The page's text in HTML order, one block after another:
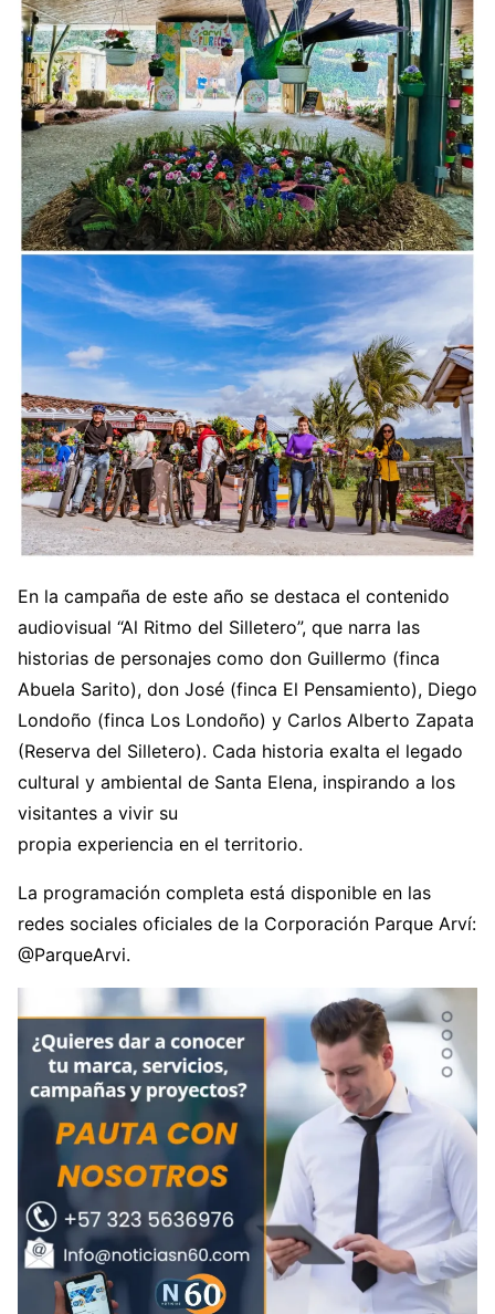
En la campaña de este año se destaca el contenido
audiovisual “Al Ritmo del Silletero”, que narra las
historias de personajes como don Guillermo (finca
Abuela Sarito), don José (finca El Pensamiento), Diego
Londoño (finca Los Londoño) y Carlos Alberto Zapata
(Reserva del Silletero). Cada historia exalta el legado
cultural y ambiental de Santa Elena, inspirando a los
visitantes a vivir su
propia experiencia en el territorio.
La programación completa está disponible en las
redes sociales oficiales de la Corporación Parque Arví:
@ParqueArvi.